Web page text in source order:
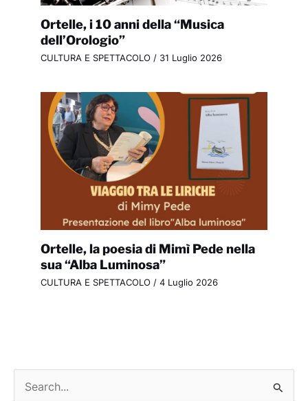
Ortelle, i 10 anni della “Musica
dell’Orologio”
CULTURA E SPETTACOLO / 31 Luglio 2026
Ortelle, la poesia di Mimì Pede nella
sua “Alba Luminosa”
CULTURA E SPETTACOLO / 4 Luglio 2026